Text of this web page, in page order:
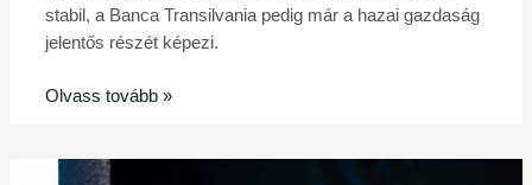
stabil, a Banca Transilvania pedig már a hazai gazdaság
jelentős részét képezi.
Olvass tovább »